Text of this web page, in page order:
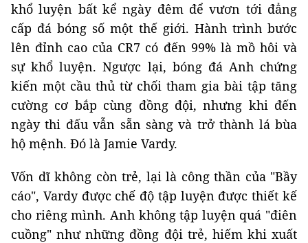
khổ luyện bất kể ngày đêm để vươn tới đẳng
cấp đá bóng số một thế giới. Hành trình bước
lên đỉnh cao của CR7 có đến 99% là mồ hôi và
sự khổ luyện. Ngược lại, bóng đá Anh chứng
kiến một cầu thủ từ chối tham gia bài tập tăng
cường cơ bắp cùng đồng đội, nhưng khi đến
ngày thi đấu vẫn sẵn sàng và trở thành lá bùa
hộ mệnh. Đó là Jamie Vardy.
Vốn dĩ không còn trẻ, lại là công thần của "Bầy
cáo", Vardy được chế độ tập luyện được thiết kế
cho riêng mình. Anh không tập luyện quá "điên
cuồng" như những đồng đội trẻ, hiếm khi xuất